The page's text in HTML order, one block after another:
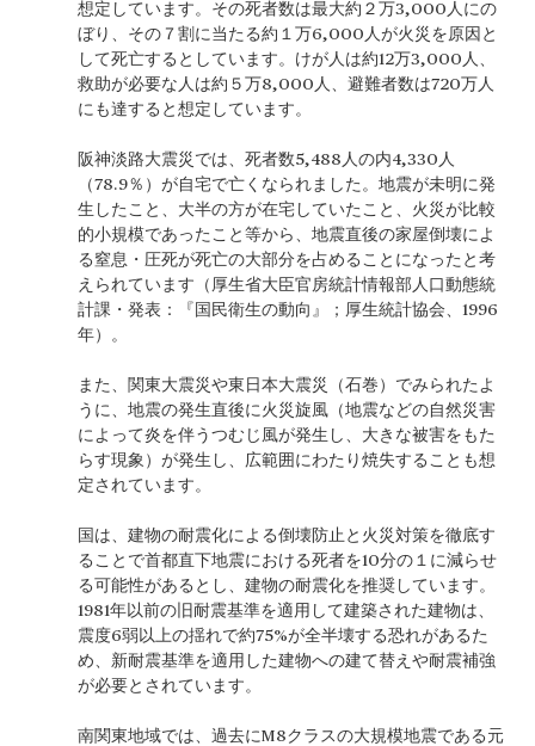
想定しています。その死者数は最大約２万3,000人にの
ぼり、その７割に当たる約１万6,000人が火災を原因と
して死亡するとしています。けが人は約12万3,000人、
救助が必要な人は約５万8,000人、避難者数は720万人
にも達すると想定しています。
阪神淡路大震災では、死者数5,488人の内4,330人
（78.9％）が自宅で亡くなられました。地震が未明に発
生したこと、大半の方が在宅していたこと、火災が比較
的小規模であったこと等から、地震直後の家屋倒壊によ
る窒息・圧死が死亡の大部分を占めることになったと考
えられています（厚生省大臣官房統計情報部人口動態統
計課・発表：『国民衛生の動向』；厚生統計協会、1996
年）。
また、関東大震災や東日本大震災（石巻）でみられたよ
うに、地震の発生直後に火災旋風（地震などの自然災害
によって炎を伴うつむじ風が発生し、大きな被害をもた
らす現象）が発生し、広範囲にわたり焼失することも想
定されています。
国は、建物の耐震化による倒壊防止と火災対策を徹底す
ることで首都直下地震における死者を10分の１に減らせ
る可能性があるとし、建物の耐震化を推奨しています。
1981年以前の旧耐震基準を適用して建築された建物は、
震度6弱以上の揺れで約75%が全半壊する恐れがあるた
め、新耐震基準を適用した建物への建て替えや耐震補強
が必要とされています。
南関東地域では、過去にM8クラスの大規模地震である元